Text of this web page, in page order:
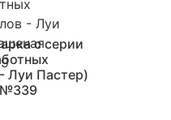
с серии
Луи Пастер)
№339